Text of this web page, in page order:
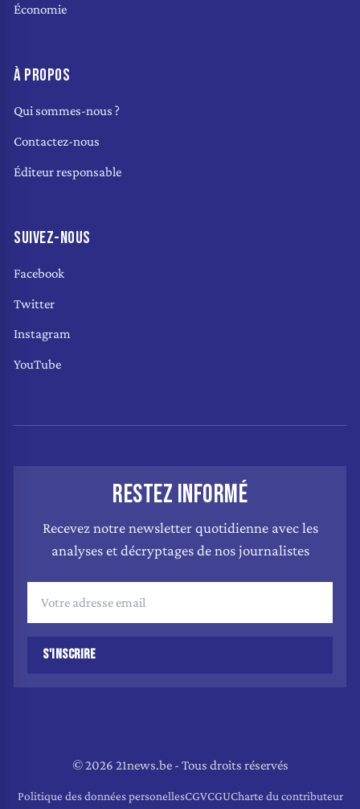
Économie
À PROPOS
Qui sommes-nous ?
Contactez-nous
Éditeur responsable
SUIVEZ-NOUS
Facebook
Twitter
Instagram
YouTube
RESTEZ INFORMÉ
Recevez notre newsletter quotidienne avec les
analyses et décryptages de nos journalistes
S'INSCRIRE
© 2026 21news.be - Tous droits réservés
Politique des données personellesCGVCGUCharte du contributeur